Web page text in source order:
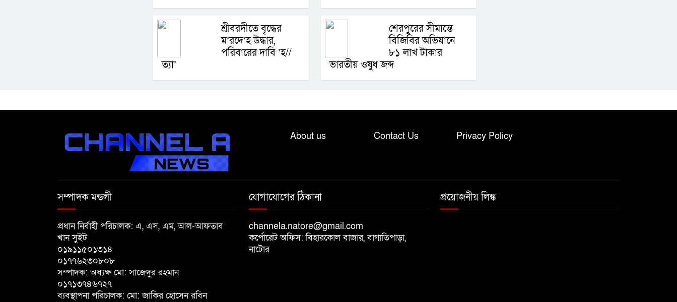
শ্রীবরদীতে বৃদ্ধের
ম’রদে’হ উদ্ধার,
পরিবারের দাবি ‘হ//
ত্যা’
শেরপুরের সীমান্তে
বিজিবির অভিযানে
৮১ লাখ টাকার
ভারতীয় ওষুধ জব্দ
About us Contact Us Privacy Policy
সম্পাদক মন্ডলী
প্রধান নির্বাহী পরিচালক: এ, এস, এম, আল-আফতাব
খান সুইট
০১৯১১৫০১৩১৪
০১৭৭৬২৩০৮০৮
সম্পাদক: অধ্যক্ষ মো: সাজেদুর রহমান
০১৭১৩৭৪৬৭২৭
ব্যবস্থাপনা পরিচালক: মো: জাকির হোসেন রবিন
যোগাযোগের ঠিকানা
channela.natore@gmail.com
কর্পোরেট অফিস: বিহারকোল বাজার, বাগাতিপাড়া,
নাটোর
প্রয়োজনীয় লিঙ্ক